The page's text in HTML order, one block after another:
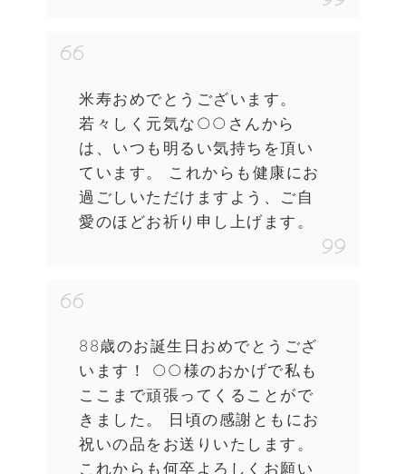
米寿おめでとうございます。
若々しく元気な○○さんから
は、いつも明るい気持ちを頂い
ています。 これからも健康にお
過ごしいただけますよう、ご自
愛のほどお祈り申し上げます。
88歳のお誕生日おめでとうござ
います！ ○○様のおかげで私も
ここまで頑張ってくることがで
きました。 日頃の感謝ともにお
祝いの品をお送りいたします。
これからも何卒よろしくお願い